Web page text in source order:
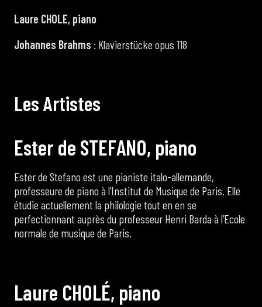
Laure CHOLE, piano
Johannes Brahms : Klavierstücke opus 118
LesArtistes
Esterde STEFANO, piano
Ester de Stefano est une pianiste italo-allemande,
professeure de piano à l’Institut de Musique de Paris. Elle
étudie actuellement la philologie tout en en se
perfectionnant auprès du professeur Henri Barda à l’Ecole
normale de musique de Paris.
Laure CHOLÉ, piano